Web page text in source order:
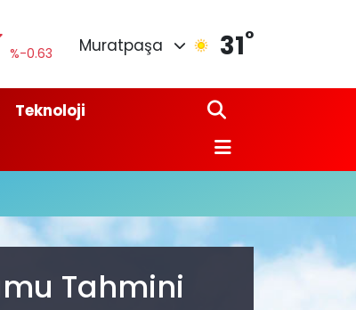
%-0.63
Muratpaşa 31°
Teknoloji
Tahmini